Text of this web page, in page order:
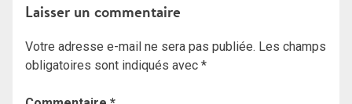
l’article
Laisser un commentaire
Votre adresse e-mail ne sera pas publiée. Les champs
obligatoires sont indiqués avec *